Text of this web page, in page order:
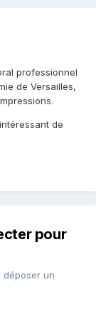
professionnel
de Versailles,
de
pour
déposer un